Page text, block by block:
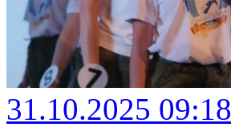
31.10.2025 09:18